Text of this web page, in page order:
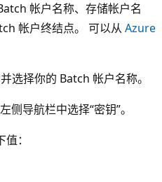
帐户名称、存储帐户名
帐户终结点。 可以从 Azure
选择你的 Batch 帐户名称。
导航栏中选择“密钥”。
：